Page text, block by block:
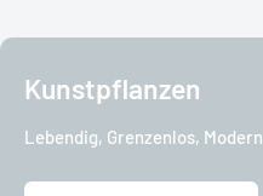
Kunstpflanzen
Lebendig, Grenzenlos, Modern